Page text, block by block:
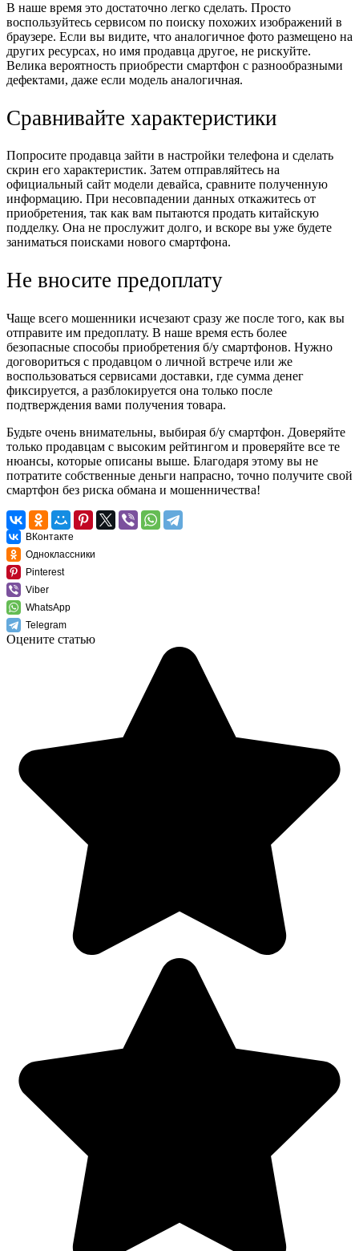
В наше время это достаточно легко сделать. Просто
воспользуйтесь сервисом по поиску похожих изображений в
браузере. Если вы видите, что аналогичное фото размещено на
других ресурсах, но имя продавца другое, не рискуйте.
Велика вероятность приобрести смартфон с разнообразными
дефектами, даже если модель аналогичная.
Сравнивайте характеристики
Попросите продавца зайти в настройки телефона и сделать
скрин его характеристик. Затем отправляйтесь на
официальный сайт модели девайса, сравните полученную
информацию. При несовпадении данных откажитесь от
приобретения, так как вам пытаются продать китайскую
подделку. Она не прослужит долго, и вскоре вы уже будете
заниматься поисками нового смартфона.
Не вносите предоплату
Чаще всего мошенники исчезают сразу же после того, как вы
отправите им предоплату. В наше время есть более
безопасные способы приобретения б/у смартфонов. Нужно
договориться с продавцом о личной встрече или же
воспользоваться сервисами доставки, где сумма денег
фиксируется, а разблокируется она только после
подтверждения вами получения товара.
Будьте очень внимательны, выбирая б/у смартфон. Доверяйте
только продавцам с высоким рейтингом и проверяйте все те
нюансы, которые описаны выше. Благодаря этому вы не
потратите собственные деньги напрасно, точно получите свой
смартфон без риска обмана и мошенничества!
ВКонтакте
Одноклассники
Pinterest
Viber
WhatsApp
Telegram
Оцените статью